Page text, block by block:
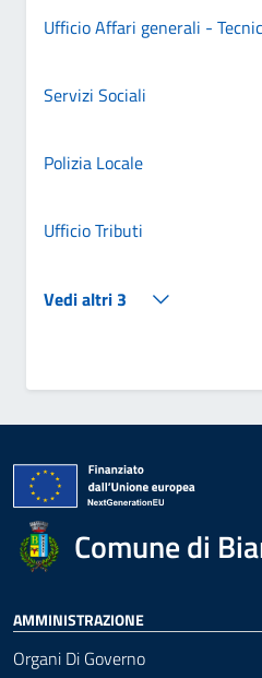
Ufficio Affari generali -
Servizi Sociali
Polizia Locale
Ufficio Tributi
Vedi altri 3
Comune di
AMMINISTRAZIONE
Organi Di Governo